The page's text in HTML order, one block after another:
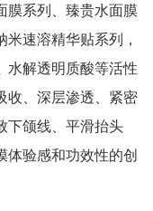
膜系列、臻贵水面膜
速溶精华贴系列，
水解透明质酸等活性
收、深层渗透、紧密
下颌线、平滑抬头
体验感和功效性的创